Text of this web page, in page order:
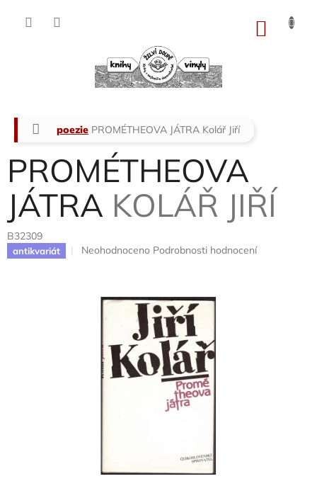
Domů
poezie PROMÉTHEOVA JÁTRA Kolář Jiří
PROMÉTHEOVA
JÁTRA KOLÁŘ JIŘÍ
B32309
antikvariát
Průměrné
hvězdiček.
Neohodnoceno Podrobnosti hodnocení